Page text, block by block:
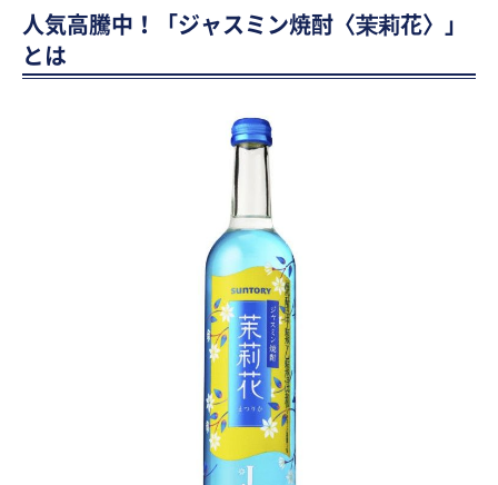
人気高騰中！「ジャスミン焼酎〈茉莉花〉」
とは